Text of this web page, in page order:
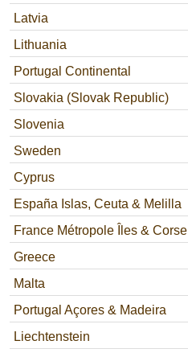
Latvia
Lithuania
Portugal Continental
Slovakia (Slovak Republic)
Slovenia
Sweden
Cyprus
España Islas, Ceuta & Melilla
France Métropole Îles & Corse
Greece
Malta
Portugal Açores & Madeira
Liechtenstein